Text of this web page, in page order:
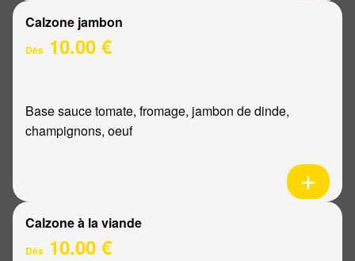
Calzone jambon
Dès 10.00 €
Base sauce tomate, fromage, jambon de dinde,
champignons, oeuf
Calzone à la viande
Dès 10.00 €